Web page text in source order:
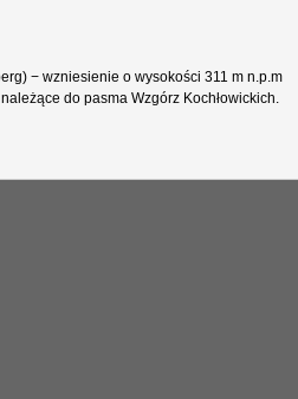
− wzniesienie o wysokości 311 m n.p.m
do pasma Wzgórz Kochłowickich.